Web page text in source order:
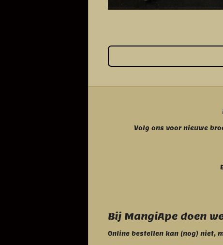
Volg ons voor nieuwe
Bij MangiApe doen
Online bestellen kan (nog) niet,